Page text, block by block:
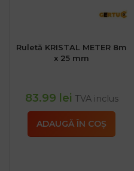
Ruletă KRISTAL METER 8m
x 25 mm
83.99 lei TVA inclus
ADAUGĂ ÎN COȘ